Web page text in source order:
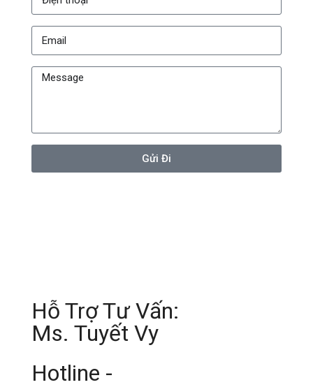
Gửi Đi
Hỗ Trợ Tư Vấn:
Ms. Tuyết Vy
Hotline -